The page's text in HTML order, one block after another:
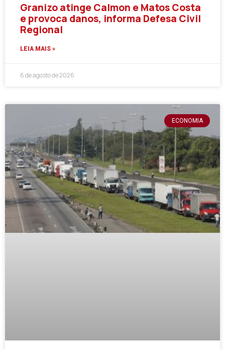
Granizo atinge Calmon e Matos Costa
e provoca danos, informa Defesa Civil
Regional
LEIA MAIS »
6 de agosto de 2026
ECONOMIA